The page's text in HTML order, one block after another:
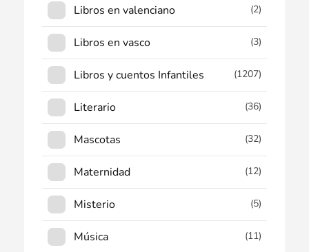
Libros en valenciano (2)
Libros en vasco (3)
Libros y cuentos Infantiles (1207)
Literario (36)
Mascotas (32)
Maternidad (12)
Misterio (5)
Música (11)